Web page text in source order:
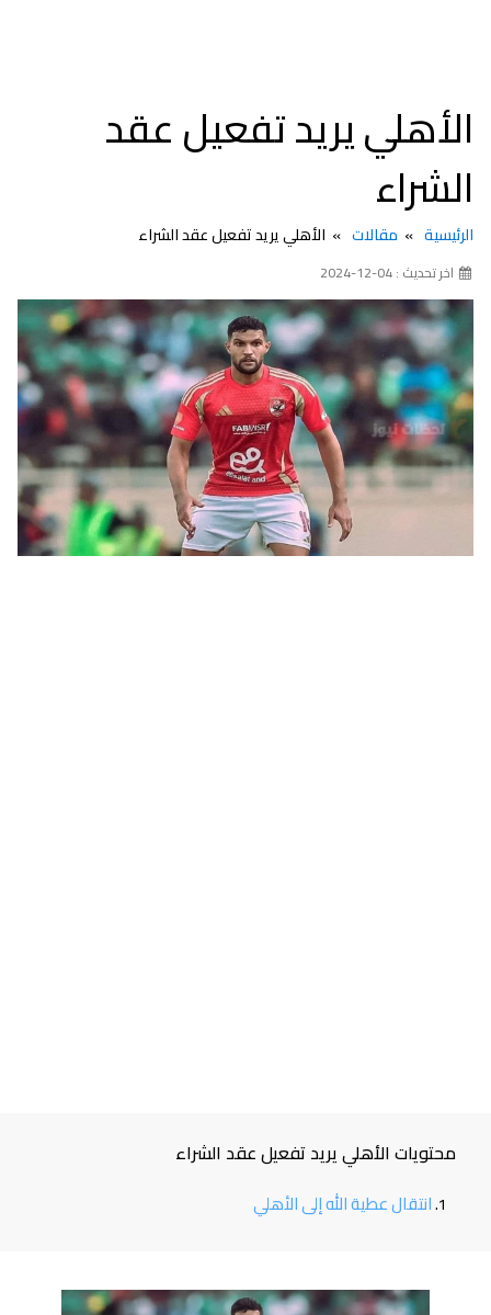
الأهلي يريد تفعيل عقد
الشراء
الرئيسية مقالات الأهلي يريد تفعيل عقد الشراء
اخر تحديث : 04-12-2024
محتويات الأهلي يريد تفعيل عقد الشراء
انتقال عطية الله إلى الأهلي